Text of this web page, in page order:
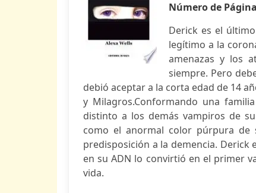
Número de
Derick es el
legítimo a la
amenazas y los
siempre. Pero
debió aceptar a la corta edad de 14
y Milagros.Conformando una
distinto a los demás vampiros de
como el anormal color púrpura de
predisposición a la demencia.
en su ADN lo convirtió en el primer
vida.